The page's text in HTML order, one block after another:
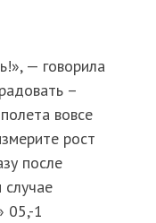
— говорила
–
вовсе
рост
после
05,-1